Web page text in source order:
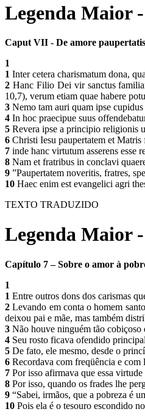
Legenda Maior
Caput VII - De amore
1
1 Inter cetera charismatum dona,
2 Hanc Filio Dei vir sanctus
10,7), verum etiam quae habere
3 Nemo tam auri quam ipse
4 In hoc praecipue suus
5 Revera ipse a principio religionis
6 Christi Iesu paupertatem et
7 inde hanc virtutum asserens esse
8 Nam et fratribus in conclavi
9 ”Paupertatem noveritis, fratres,
10 Haec enim est evangelici agri
TEXTO TRADUZIDO
Legenda Maior
Capítulo 7 – Sobre o amor à
1
1 Entre outros dons dos carismas
2 Levando em conta o homem
deixou pai e mãe, mas também
3 Não houve ninguém tão cobiçoso
4 Seu rosto ficava ofendido
5 De fato, ele mesmo, desde o
6 Recordava com freqüência e com
7 Por isso afirmava que essa
8 Por isso, quando os frades lhe
9 “Sabei, irmãos, que a pobreza é
10 Pois ela é o tesouro escondido